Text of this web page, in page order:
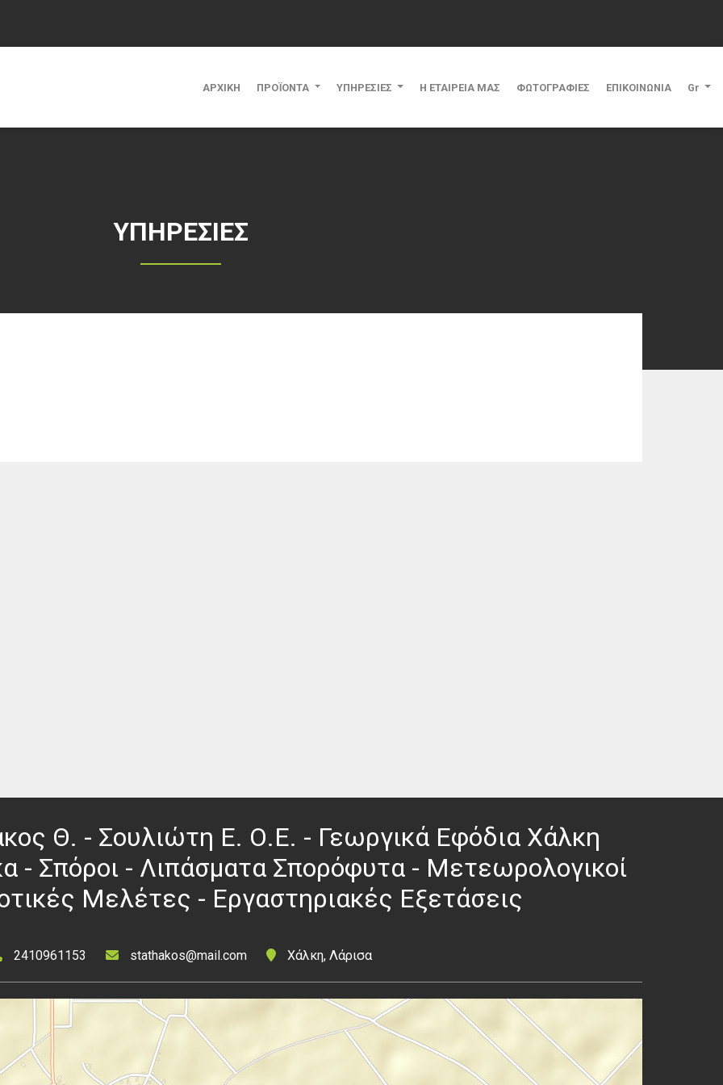
ΑΡΧΙΚΗ ΠΡΟΪΟΝΤΑ ΥΠΗΡΕΣΙΕΣ Η ΕΤΑΙΡΕΙΑ ΜΑΣ ΦΩΤΟΓΡΑΦΙΕΣ ΕΠΙΚΟΙΝΩΝΙΑ Gr
ΥΠΗΡΕΣΙΕΣ
Θ. - Σουλιώτη Ε. Ο.Ε. - Γεωργικά Εφόδια Χάλκη
- Σπόροι - Λιπάσματα Σπορόφυτα - Μετεωρολογικοί
Μελέτες - Εργαστηριακές Εξετάσεις
2410961153 stathakos@mail.com Χάλκη, Λάρισα